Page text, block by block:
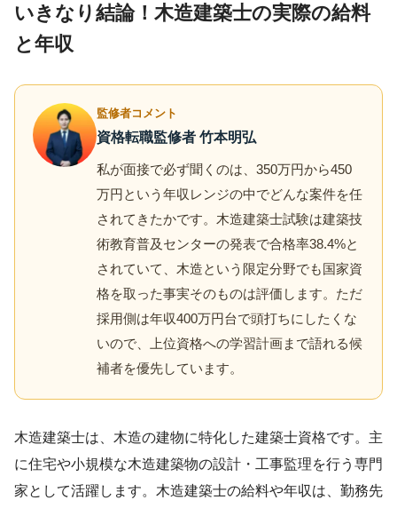
いきなり結論！木造建築士の実際の給料
と年収
監修者コメント
資格転職監修者 竹本明弘
私が面接で必ず聞くのは、350万円から450
万円という年収レンジの中でどんな案件を任
されてきたかです。木造建築士試験は建築技
術教育普及センターの発表で合格率38.4%と
されていて、木造という限定分野でも国家資
格を取った事実そのものは評価します。ただ
採用側は年収400万円台で頭打ちにしたくな
いので、上位資格への学習計画まで語れる候
補者を優先しています。
木造建築士は、木造の建物に特化した建築士資格です。主
に住宅や小規模な木造建築物の設計・工事監理を行う専門
家として活躍します。木造建築士の給料や年収は、勤務先